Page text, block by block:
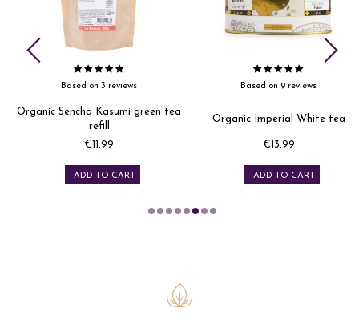
Based on 9 reviews
Organic Imperial White tea
Price
€13.99
ADD TO CART
Based on 10 reviews
Organic black teas
Price
€13.99
ADD TO CART